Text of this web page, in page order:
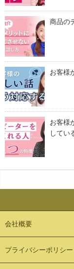
商品の
お客様
お客様
してい
会社概要
プライバシーポリシー